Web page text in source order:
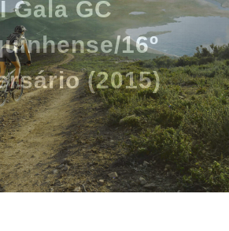
Gala GC
16º
(2015)